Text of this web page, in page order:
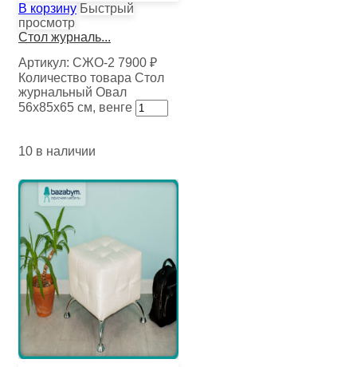
В корзину Быстрый
просмотр
Стол журналь...
Артикул: СЖО-2 7900 ₽
Количество товара Стол
журнальный Овал
56х85х65 см, венге
10 в наличии